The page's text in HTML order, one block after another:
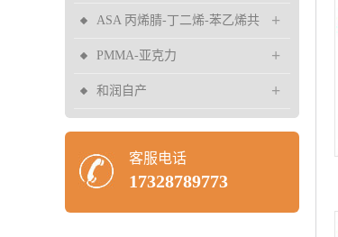
ASA 丙烯腈-丁二烯-苯乙烯共
聚物
+
PMMA-亚克力 +
和润自产 +
客服电话
17328789773